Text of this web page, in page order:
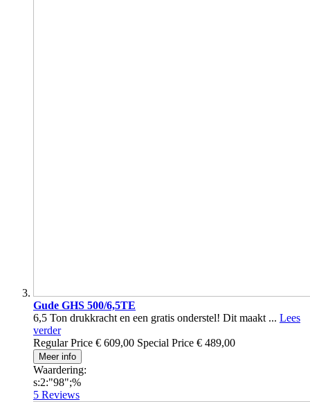
Gude GHS 500/6,5TE
6,5 Ton drukkracht en een gratis onderstel! Dit maakt ... Lees
verder
Regular Price € 609,00 Special Price € 489,00
Meer info
Waardering:
s:2:"98";%
5 Reviews